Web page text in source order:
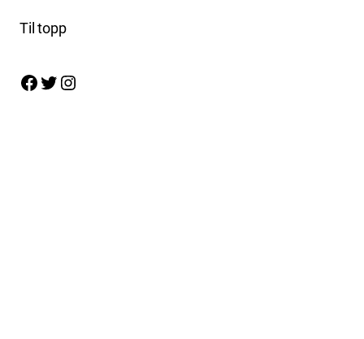
Til topp
Facebook Twitter Instagram